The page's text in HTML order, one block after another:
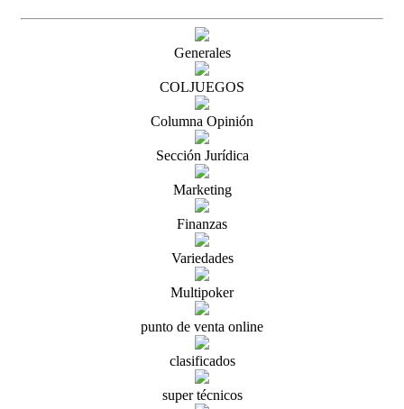
Generales
COLJUEGOS
Columna Opinión
Sección Jurídica
Marketing
Finanzas
Variedades
Multipoker
punto de venta online
clasificados
super técnicos